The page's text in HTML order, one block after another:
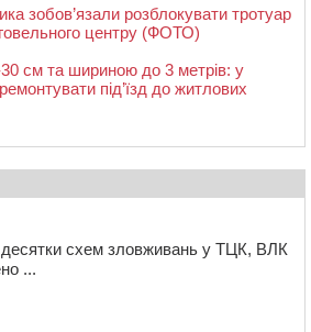
зобов’язали розблокувати тротуар
центру (ФОТО)
см та шириною до 3 метрів: у
під’їзд до житлових
десятки схем зловживань у ТЦК, ВЛК
...